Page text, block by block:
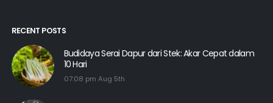
RECENT POSTS
Budidaya Serai Dapur dari Stek: Akar Cepat dalam
10 Hari
07:08 pm Aug 5th